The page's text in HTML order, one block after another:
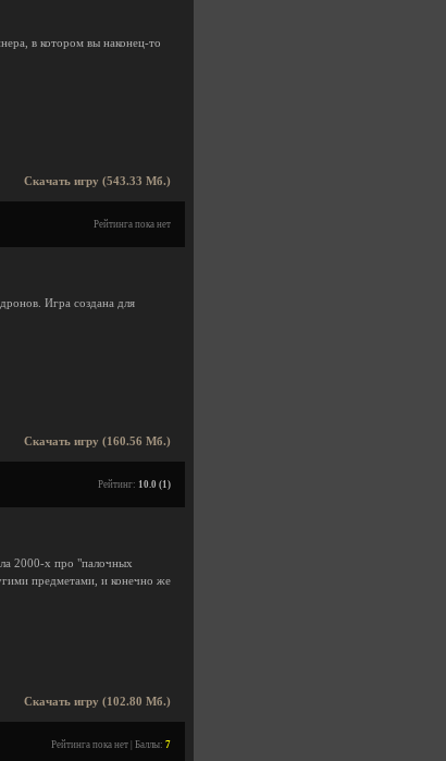
в котором вы наконец-то
Скачать игру (543.33 Мб.)
Рейтинга пока нет
Игра создана для
Скачать игру (160.56 Мб.)
Рейтинг: 10.0 (1)
2000-х про "палочных
предметами, и конечно же
Скачать игру (102.80 Мб.)
Рейтинга пока нет | Баллы: 7